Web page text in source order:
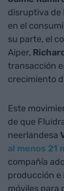
disruptiva de
en el
su parte, el
Aiper,
transacción
crecimiento
Este
de que
neerlandesa
al menos 21
compañía
producción e
móviles para